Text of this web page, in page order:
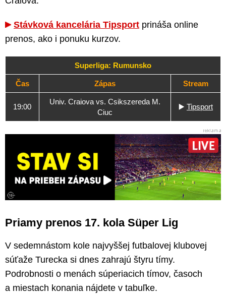
Stávková kancelária Tipsport prináša online
prenos, ako i ponuku kurzov.
Superliga: Rumunsko
Čas Zápas Stream
19:00
Univ. Craiova vs. Csikszereda M.
Ciuc
▶️ Tipsport
Priamy prenos 17. kola Süper Lig
V sedemnástom kole najvyššej futbalovej klubovej
súťaže Turecka si dnes zahrajú štyru tímy.
Podrobnosti o menách súperiacich tímov, časoch
a miestach konania nájdete v tabuľke.